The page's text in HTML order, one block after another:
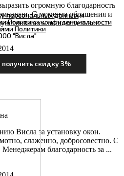
огромную благодарность
С момента обращения и
положительное ...
Висла за установку окон.
слаженно, добросовестно. С
благодарность за ...
персональных данныхи
Политики конфиденциальности
Политики
"Висла"